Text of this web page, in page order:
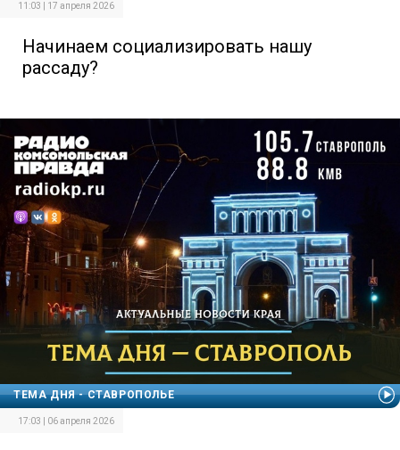
11:03 | 17 апреля 2026
Начинаем социализировать нашу
рассаду?
ТЕМА ДНЯ - СТАВРОПОЛЬЕ
17:03 | 06 апреля 2026